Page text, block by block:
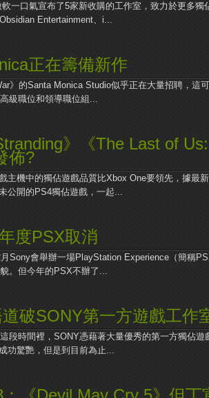
一口氣宣布了5家新收購的工作室，致力於更多獨
Entertainment、i...
正在籌備新作
》的Santa Monica Studio似乎正在大量招聘，這
級職位和領導職位組...
》《The Last of
佈?
主機中的獨佔遊戲品質比Xbox One要領先，據最
公開的PS4獨佔遊戲，一起...
度PSX取消
Sony會舉辦一場PlayStation Experience（簡稱
。但今年的PSX不辦了...
破SONY第一方遊戲工作
段時間裡，SONY憑藉著大量優秀的第一方獨佔
功驚艷，但是到目前為止...